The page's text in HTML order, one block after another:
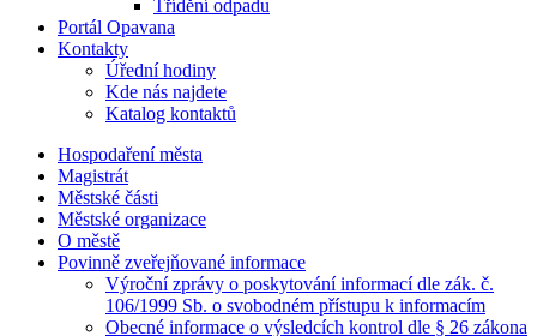
Třídění odpadu
Portál Opavana
Kontakty
Úřední hodiny
Kde nás najdete
Katalog kontaktů
Hospodaření města
Magistrát
Městské části
Městské organizace
O městě
Povinně zveřejňované informace
Výroční zprávy o poskytování informací dle zák. č.
106/1999 Sb. o svobodném přístupu k informacím
Obecné informace o výsledcích kontrol dle § 26 zákona